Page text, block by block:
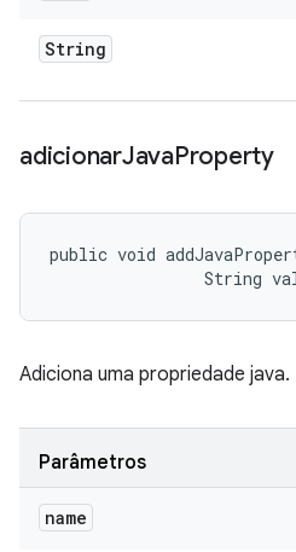
String
adicionarJavaProperty
public void
String
Adiciona uma propriedade java.
Parâmetros
name